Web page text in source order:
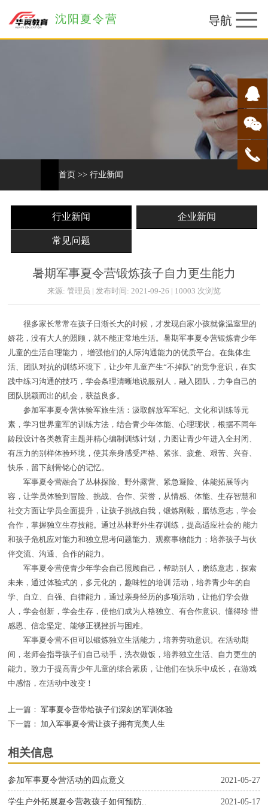
沈阳夏令营
首页 >> 行业新闻
行业新闻 企业新闻
常见问题
暑期军事夏令营锻炼孩子自力更生能力
来源: 管理员 | 发布时间: 2021-09-26 | 10003 次浏览
很多家长常常在孩子日渐长大的时候，才发现自家小孩就像温室里的
娇花，没有大人的照顾，就不能正常地生活。暑期军事夏令营锻炼青少年
儿童的生活自理能力， 增强他们的人际沟通能力的优质平台。在集体生
活、团队对抗的训练环境下，让少年儿童产生“不掉队”的竞争意识，在实
践中练习沟通的技巧，学会条理清晰地说服别人，融入团队，力争自己的
团队脱颖而出的机会，获益良多。
参加军事夏令营体验军旅生活：汲取解放军军纪、文化和训练等元
素，学习世界童军的训练方法，结合青少年体能、心理现状，根据不同年
龄段设计各类教育主题并精心编制训练计划，力图让青少年进入全封闭、
有压力的别样体验环境，使其亲身感受严格、紧张、疲惫、艰苦、兴奋、
快乐，留下刻骨铭心的记忆。
军事夏令营融合了丛林探险、野外露营、紧急避险、体能拓展等内
容，让学员体验到冒险、挑战、合作、荣誉，从情感、体能、生存智慧和
社交方面让学员全面提升，让孩子挑战自我，锻炼刚毅，磨练意志，学会
合作，掌握独立生存技能。通过丛林野外生存训练，提高适应社会的 能力
和孩子危机应对能力和独立思考问题能力、观察事物能力；培养孩子与伙
伴交流、沟通、合作的能力。
军事夏令营使青少年学会自己照顾自己，帮助别人，磨练意志，探索
未来，通过体验式的，多元化的，趣味性的培训 活动，培养青少年的自
学、自立、自强、自律能力，通过亲身经历的多项活动，让他们学会做
人，学会创新，学会生存，使他们成为人格独立、有合作意识、懂得珍 惜
感恩、信念坚定、能够正视挫折与困难。
军事夏令营不但可以锻炼独立生活能力，培养劳动意识。在活动期
间，老师会指导孩子们自己动手，洗衣做饭，培养独立生活、自力更生的
能力。致力于提高青少年儿童的综合素质，让他们在快乐中成长，在游戏
中感悟，在活动中改变！
上一篇： 军事夏令营带给孩子们深刻的军训体验
下一篇：
加入军事夏令营让孩子拥有完美人生
相关信息
2021-05-27
参加军事夏令营活动的四点意义
2021-05-17
学生户外拓展夏令营教孩子如何预防..